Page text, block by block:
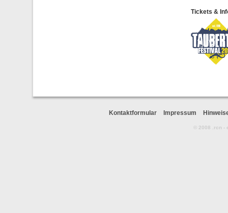
Tickets &
Kontaktformular Impressum
© 2008 .rcn